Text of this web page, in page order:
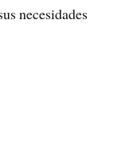
necesidades